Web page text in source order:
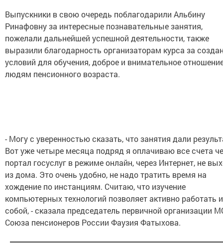
Выпускники в свою очередь поблагодарили Альбину
Ринафовну за интересные познавательные занятия,
пожелали дальнейшей успешной деятельности, также
выразили благодарность организаторам курса за
условий для обучения, доброе и внимательное
людям пенсионного возраста.
- Могу с уверенностью сказать, что занятия дали
Вот уже четыре месяца подряд я оплачиваю все счета
портал госуслуг в режиме онлайн, через Интернет, не
из дома. Это очень удобно, не надо тратить время на
хождение по инстанциям. Считаю, что изучение
компьютерных технологий позволяет активно работать
собой, - сказала председатель первичной организации
Союза пенсионеров России Фаузия Фатыхова.